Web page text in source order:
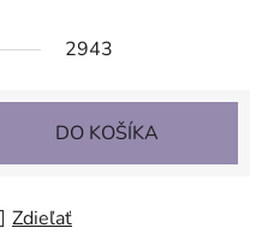
2943
DO KOŠÍKA
Zdieľať